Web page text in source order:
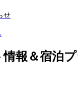
せ
報＆宿泊